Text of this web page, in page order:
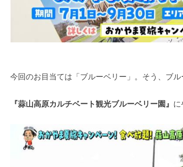
今回のお目当ては「ブルーベリー」。そう、ブル
『蒜山高原カルチベート観光ブルーベリー園』 に